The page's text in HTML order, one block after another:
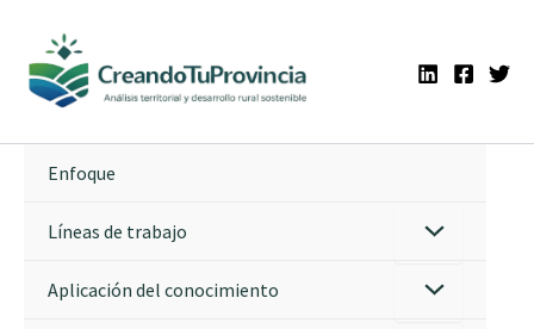
contenido
Enfoque
Líneas de trabajo
Aplicación del conocimiento